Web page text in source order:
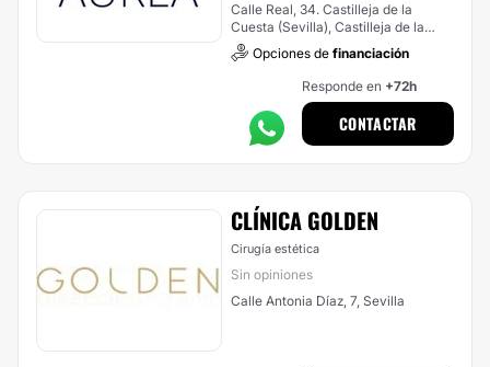
Calle Real, 34. Castilleja de la
Cuesta (Sevilla), Castilleja de la
Cuesta
Opciones de financiación
Responde en +72h
CONTACTAR
CLÍNICA GOLDEN
Cirugía estética
Sin opiniones
Calle Antonia Díaz, 7, Sevilla